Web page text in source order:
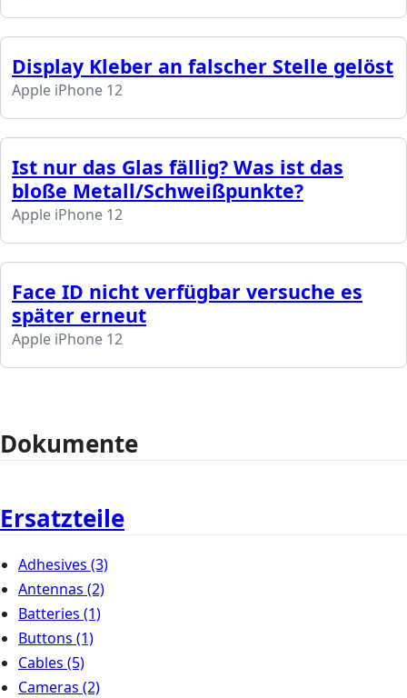
Display Kleber an falscher Stelle gelöst
Apple iPhone 12
Ist nur das Glas fällig? Was ist das
bloße Metall/Schweißpunkte?
Apple iPhone 12
Face ID nicht verfügbar versuche es
später erneut
Apple iPhone 12
Dokumente
Ersatzteile
Adhesives (3)
Antennas (2)
Batteries (1)
Buttons (1)
Cables (5)
Cameras (2)